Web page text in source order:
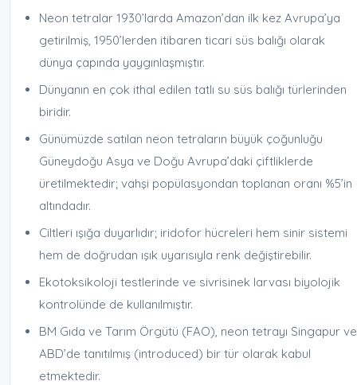
Neon tetralar 1930’larda Amazon’dan ilk kez Avrupa’ya
getirilmiş, 1950’lerden itibaren ticari süs balığı olarak
dünya çapında yaygınlaşmıştır.
Dünyanın en çok ithal edilen tatlı su süs balığı türlerinden
biridir.
Günümüzde satılan neon tetraların büyük çoğunluğu
Güneydoğu Asya ve Doğu Avrupa’daki çiftliklerde
üretilmektedir; vahşi popülasyondan toplanan oranı %5’in
altındadır.
Ciltleri ışığa duyarlıdır; iridofor hücreleri hem sinir sistemi
hem de doğrudan ışık uyarısıyla renk değiştirebilir.
Ekotoksikoloji testlerinde ve sivrisinek larvası biyolojik
kontrolünde de kullanılmıştır.
BM Gıda ve Tarım Örgütü (FAO), neon tetrayı Singapur ve
ABD’de tanıtılmış (introduced) bir tür olarak kabul
etmektedir.